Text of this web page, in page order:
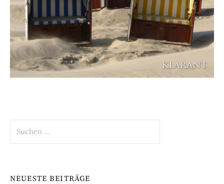
nach:
NEUESTE BEITRÄGE